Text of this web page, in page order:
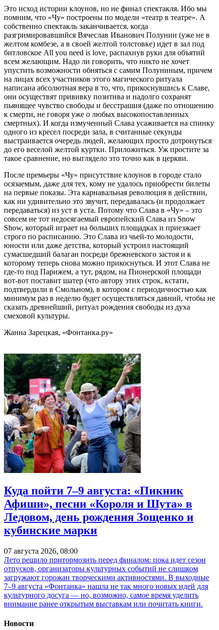
Это исход истории клоунов, но не финал спектакля. Ибо мы
помним, что «Чу» построены по модели «театр в театре». А
собственно спектакль заканчивается, когда
разгримировавшийся Вячеслав Иванович Полунин (уже не в
желтом комбезе, а в своей желтой толстовке) идет в зал под
битловское All you need is love, распахнув руки для объятий
всем желающим. Надо ли говорить, что никто не хочет
упустить возможности обняться с самим Полуниным, причем
на лицах всех участников этого магического ритуала
написана абсолютная вера в то, что, прикоснувшись к Славе,
они осуществят прививку позитива и надолго сохранят
пьянящее чувство свободы и бесстрашия (даже по отношению
к смерти, не говоря уже о любых высокопоставленных
смертных). И когда измученный Слава усаживается на спинку
одного из кресел посреди зала, в считанные секунды
выстраивается очередь людей, желающих просто дотронуться
до его веселой желтой куртки. Приложиться. Уж простите за
такое сравнение, но выглядело это точно как в церкви.
После премьеры «Чу» присутствие клоунов в городе стало
осязаемым, даже для тех, кому не удалось приобрести билеты
на первые показы. Эта карнавальная революция в действии,
как ни удивительно это звучит, передавалась (и продолжает
передаваться) из уст в уста. Потому что Слава в «Чу» – это
совсем не тот недосягаемый европейский Слава из Snow
Show, который играет на больших площадках и приезжает
строго по расписанию. Это Слава из чьей-то молодости,
юности или даже детства, который устроил настоящий
сумасшедший балаган посреди брежневского застоя и к
которому теперь снова можно прикоснуться. И этот Слава не
где-то под Парижем, а тут, рядом, на Пионерской площади
вот-вот поставит шатер (что автору этих строк, кстати,
подтвердили в Смольном), в котором с периодичностью как
минимум раз в неделю будет осуществляться давний, чтобы не
сказать древнейший, ритуал рождения свободы из духа
смеховой культуры.
Жанна Зарецкая, «Фонтанка.ру»
Куда пойти 7–9 августа: «Пикник
Афиши», песни «Короля и Шута» в
Ледовом, день рождения Зощенко и
кубинские марки
07 августа 2026, 08:00
Лето решило притормозить перед финалом: пока идет сезон
отпусков, организаторы культурных событий не слишком
загружают горожан творческими активностями. В выходные
7–9 августа «Фонтанка» нашла не так много новых идей для
культурного досуга — но, возможно, самое время уделить
внимание ранее открытым выставкам или почитать книги.
Новости